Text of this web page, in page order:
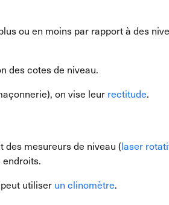
ou en moins par rapport à des
des cotes de niveau.
on vise leur rectitude.
mesureurs de niveau (laser
endroits.
utiliser un clinomètre.